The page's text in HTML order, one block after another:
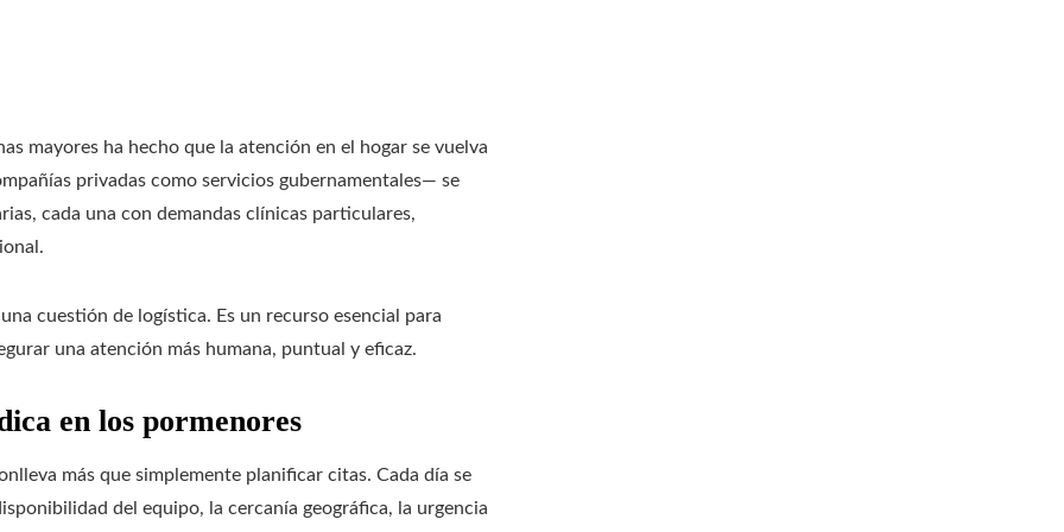
mayores ha hecho que la atención en el hogar se vuelva
privadas como servicios gubernamentales— se
cada una con demandas clínicas particulares,
cuestión de logística. Es un recurso esencial para
una atención más humana, puntual y eficaz.
en los pormenores
más que simplemente planificar citas. Cada día se
del equipo, la cercanía geográfica, la urgencia